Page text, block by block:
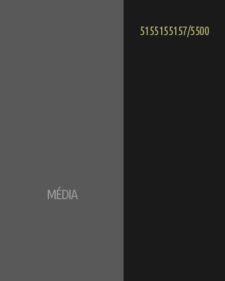
MÉDIA
5155155157/5500